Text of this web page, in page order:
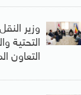
وزير
التحتية
التعاون